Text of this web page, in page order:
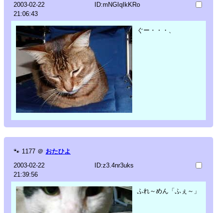
2003-02-22
21:06:43
ID:mNGIqIkKRo
ぐー・・・、
🐾 1177 ＠ おたひよ
2003-02-22
21:39:56
ID:z3.4nr3uks
ふれ～めん「ふぇ～」